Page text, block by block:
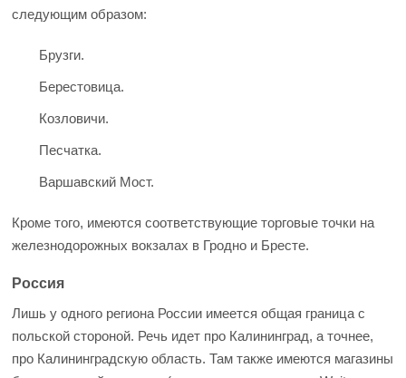
следующим образом:
Брузги.
Берестовица.
Козловичи.
Песчатка.
Варшавский Мост.
Кроме того, имеются соответствующие торговые точки на
железнодорожных вокзалах в Гродно и Бресте.
Россия
Лишь у одного региона России имеется общая граница с
польской стороной. Речь идет про Калининград, а точнее,
про Калининградскую область. Там также имеются магазины